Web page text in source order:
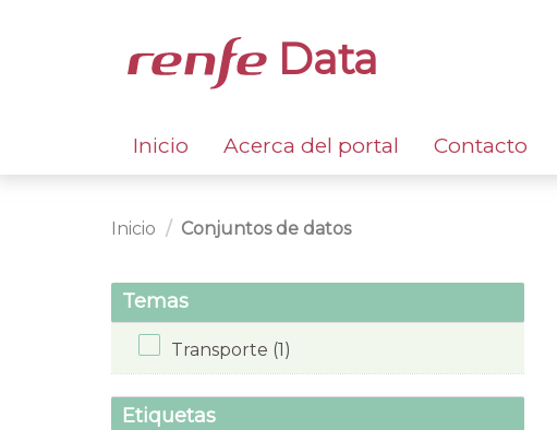
Data
Inicio Acerca del portal Contacto
Inicio Conjuntos de datos
Temas
Transporte (1)
Etiquetas